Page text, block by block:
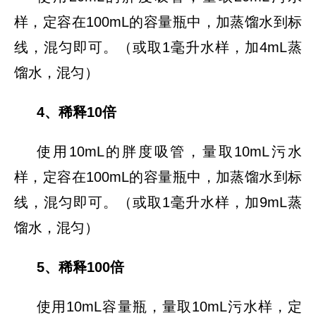
样，定容在100mL的容量瓶中，加蒸馏水到标
线，混匀即可。（或取1毫升水样，加4mL蒸
馏水，混匀）
4、稀释10倍
使用10mL的胖度吸管，量取10mL污水
样，定容在100mL的容量瓶中，加蒸馏水到标
线，混匀即可。（或取1毫升水样，加9mL蒸
馏水，混匀）
5、稀释100倍
使用10mL容量瓶，量取10mL污水样，定